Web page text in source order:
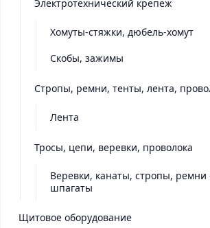
Электротехнический крепеж
Хомуты-стяжки, дюбель-хомут
Скобы, зажимы
Стропы, ремни, тенты, лента,
Лента
Тросы, цепи, веревки, проволока
Веревки, канаты, стропы,
шпагаты
Щитовое оборудование